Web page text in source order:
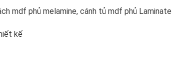
mdf phủ melamine, cánh tủ mdf phủ Laminate
kế